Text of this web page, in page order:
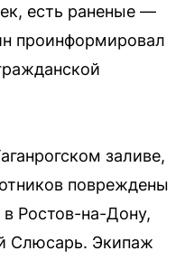
есть раненые —
проинформировал
заливе,
повреждены
Ростов-на-Дону,
Слюсарь. Экипаж